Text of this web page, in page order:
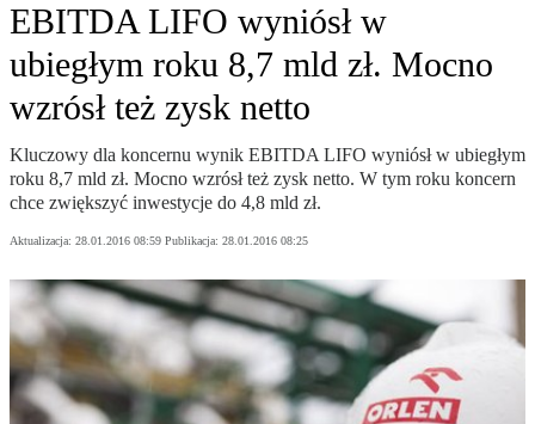
EBITDA LIFO wyniósł w
ubiegłym roku 8,7 mld zł. Mocno
wzrósł też zysk netto
Kluczowy dla koncernu wynik EBITDA LIFO wyniósł w ubiegłym
roku 8,7 mld zł. Mocno wzrósł też zysk netto. W tym roku koncern
chce zwiększyć inwestycje do 4,8 mld zł.
Aktualizacja: 28.01.2016 08:59 Publikacja: 28.01.2016 08:25